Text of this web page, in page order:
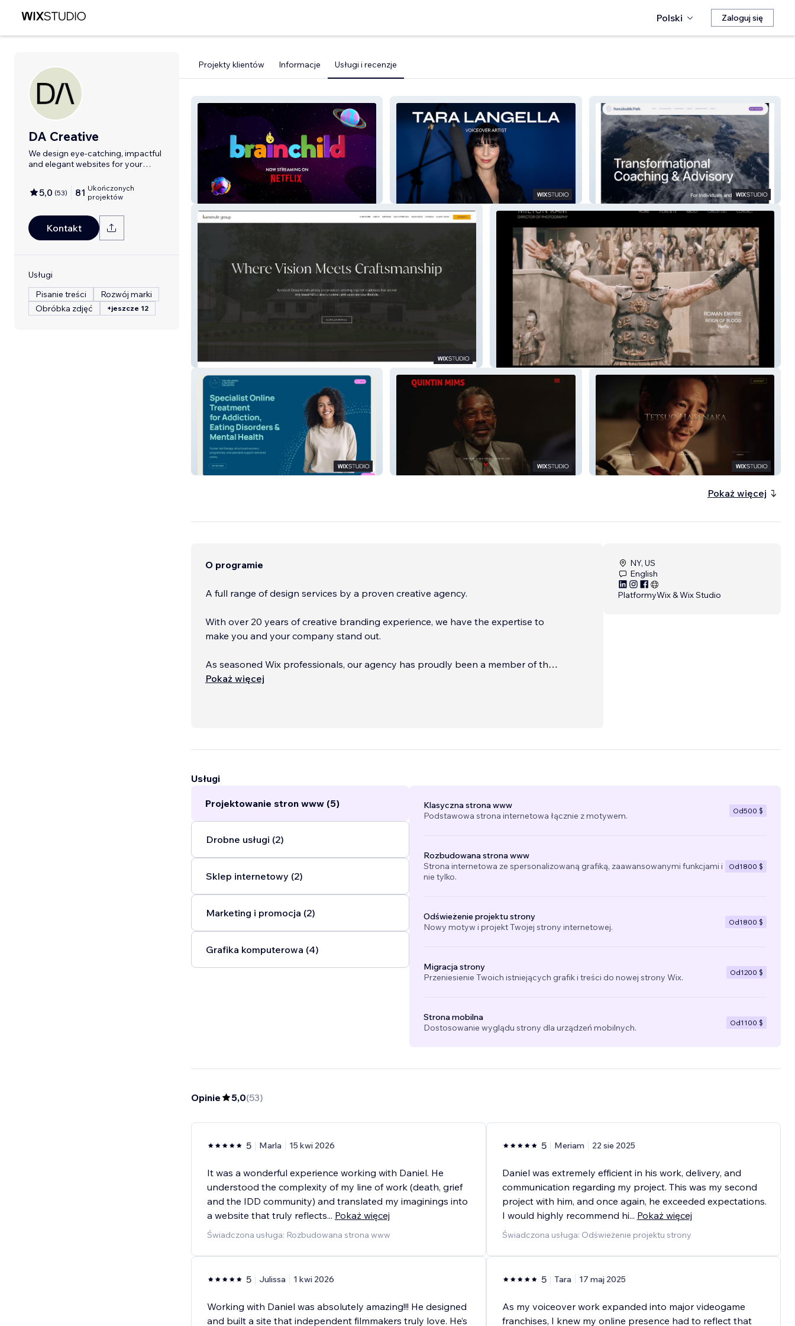
Polski Zaloguj się
DA Creative
We design eye-catching, impactful
and elegant websites for your
5,0 (53) 81 Ukończonych
projektów
Kontakt
Usługi
Pisanie treści
Rozwój marki
Obróbka zdjęć
+jeszcze 12
Projekty klientów Informacje Usługi i recenzje
Adv Website - Brainchild Tara Langella Voiceover Sustainable Path
Classic Website - Film & TV Cinematographer
The Wellbeing and Recovery
Collective
Television Actor Quintin Mims Film Actor Tetsuo Hatanaka
Pokaż więcej
O programie
A full range of design services by a proven creative agency.
With over 20 years of creative branding experience, we have the expertise to
make you and your company stand out.
As seasoned Wix professionals, our agency has proudly been a member of the
Wix Marketplace for over a decade. We have completed over 100 Wix websites,
Pokaż więcej
NY, US
English
PlatformyWix & Wix Studio
Usługi
Projektowanie stron www (5)
Drobne usługi (2)
Sklep internetowy (2)
Marketing i promocja (2)
Grafika komputerowa (4)
Klasyczna strona www
Podstawowa strona internetowa łącznie z motywem.
Od500 $
Rozbudowana strona www
Strona internetowa ze spersonalizowaną grafiką, zaawansowanymi funkcjami i
nie tylko.
Od1800 $
Odświeżenie projektu strony
Nowy motyw i projekt Twojej strony internetowej.
Od1800 $
Migracja strony
Przeniesienie Twoich istniejących grafik i treści do nowej strony Wix.
Od1200 $
Strona mobilna
Dostosowanie wyglądu strony dla urządzeń mobilnych.
Od1100 $
Opinie 5,0(53)
5 Marla 15 kwi 2026
It was a wonderful experience working with Daniel. He
understood the complexity of my line of work (death, grief
and the IDD community) and translated my imaginings into
a website that truly reflects... Pokaż więcej
Świadczona usługa: Rozbudowana strona www
5 Julissa 1 kwi 2026
Working with Daniel was absolutely amazing!!! He designed
and built a site that independent filmmakers truly love. He’s
5 Meriam 22 sie 2025
Daniel was extremely efficient in his work, delivery, and
communication regarding my project. This was my second
project with him, and once again, he exceeded expectations.
I would highly recommend hi... Pokaż więcej
Świadczona usługa: Odświeżenie projektu strony
5 Tara 17 maj 2025
As my voiceover work expanded into major videogame
franchises, I knew my online presence had to reflect that